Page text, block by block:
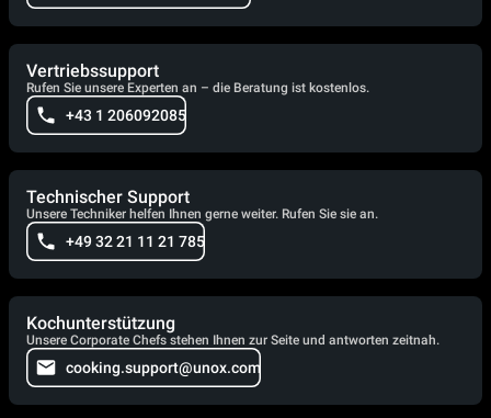
Vertriebssupport
Rufen Sie unsere Experten an – die Beratung ist kostenlos.
+43 1 206092085
Technischer Support
Unsere Techniker helfen Ihnen gerne weiter. Rufen Sie sie an.
+49 32 21 11 21 785
Kochunterstützung
Unsere Corporate Chefs stehen Ihnen zur Seite und antworten zeitnah.
cooking.support@unox.com